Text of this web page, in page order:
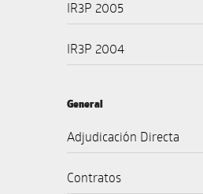
IR3P 2005
IR3P 2004
General
Adjudicación Directa
Contratos